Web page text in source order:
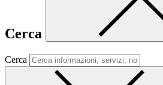
Cerca
Cerca